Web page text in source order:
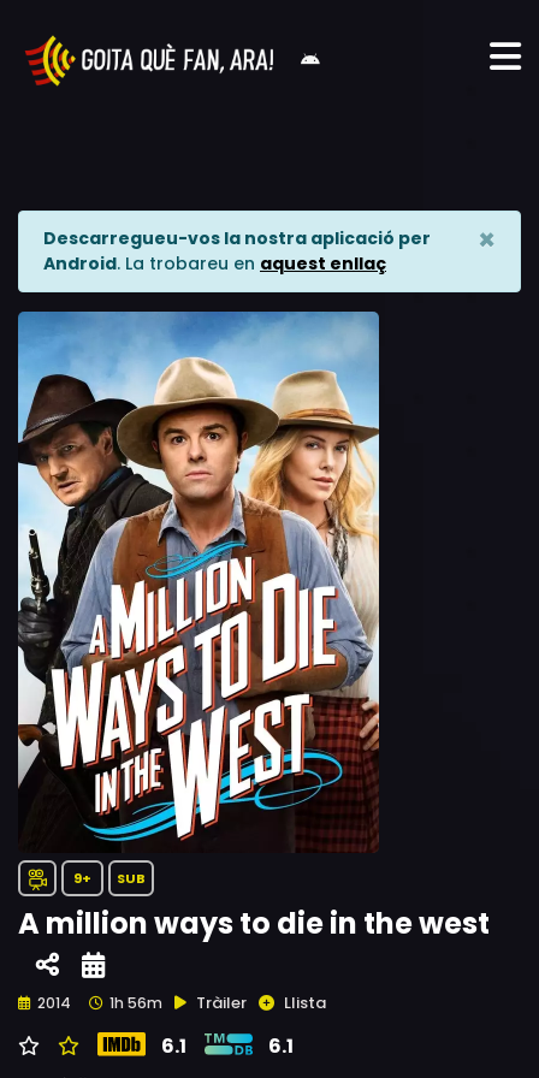
Descarregueu-vos la nostra aplicació per
Android. La trobareu en aquest enllaç
×
9+ SUB
A million ways to die in the west
2014 1h 56m Tràiler Llista
6.1 6.1